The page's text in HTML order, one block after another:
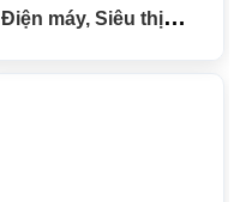
Điện máy, Siêu thị